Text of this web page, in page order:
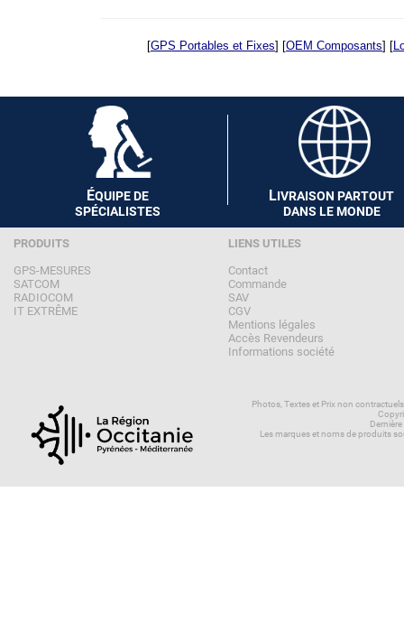
[GPS Portables et Fixes] [OEM Composants] [
ÉQUIPE DE
SPÉCIALISTES
LIVRAISON PARTOUT
DANS LE MONDE
PRODUITS
GPS-MESURES
SATCOM
RADIOCOM
IT EXTRÊME
LIENS UTILES
Contact
Commande
SAV
CGV
Mentions légales
Accès Revendeurs
Informations société
Photos, Textes et Prix non
Les marques et noms de produits